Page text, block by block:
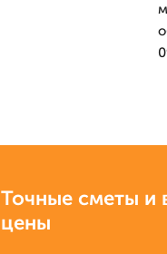
Точные сметы и
цены